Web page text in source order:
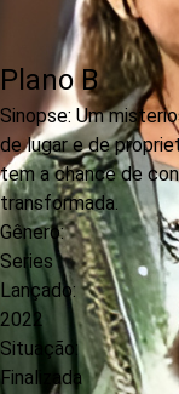
Plano B
Sinopse: Um
de lugar e de
tem a chance de
transformada.
Gênero:
Series
Lançado:
2022
Situação:
Finalizada